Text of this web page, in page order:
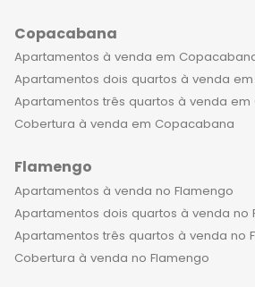
Copacabana
Apartamentos à venda em
Apartamentos dois quartos à venda
Apartamentos três quartos à venda
Cobertura à venda em Copacabana
Flamengo
Apartamentos à venda no Flamengo
Apartamentos dois quartos à venda no
Apartamentos três quartos à venda no
Cobertura à venda no Flamengo